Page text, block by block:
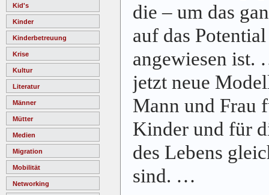
Kid's
Kinder
Kinderbetreuung
Krise
Kultur
Literatur
Männer
Mütter
Medien
Migration
Mobilität
Networking
die – um das
auf das
angewiesen ist.
jetzt neue
Mann und Frau
Kinder und für
des Lebens
sind. …